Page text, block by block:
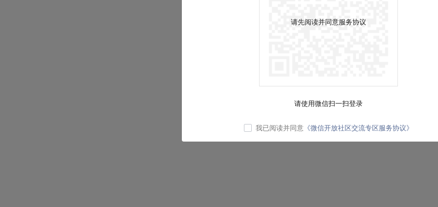
请先阅读并同意服务协议
请使用微信扫一扫登录
我已阅读并同意 《微信开放社区交流专区服务协议》